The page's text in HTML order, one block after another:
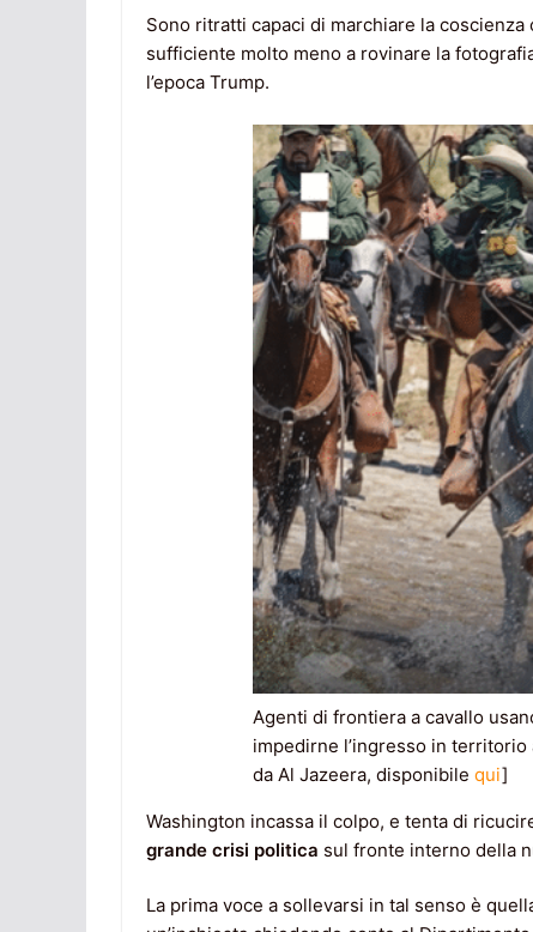
Sono ritratti capaci di marchiare la
sufficiente molto meno a rovinare la
l’epoca Trump.
Agenti di frontiera a cavallo
impedirne l’ingresso in
da Al Jazeera, disponibile qui]
Washington incassa il colpo, e tenta di
grande crisi politica sul fronte interno della
La prima voce a sollevarsi in tal senso è